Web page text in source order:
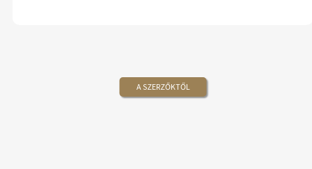
A SZERZŐKTŐL